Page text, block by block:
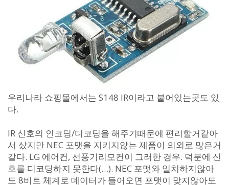
우리나라 쇼핑몰에서는 S148 IR이라고 붙어있는곳도 있
다.
IR 신호의 인코딩/디코딩을 해주기때문에 편리할거같아
서 샀지만 NEC 포맷을 지키지않는 제품이 의외로 많은거
같다. LG 에어컨, 선풍기리모컨이 그러한 경우. 덕분에 신
호를 디코딩하지 못한다(…). NEC 포맷와 일치하지않아
도 8비트 체계로 데이터가 들어오면 포맷이 맞지않아도